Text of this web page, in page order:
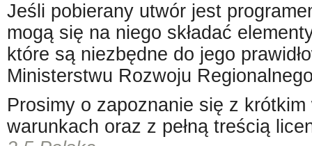
Jeśli pobierany utwór jest
mogą się na niego składać
które są niezbędne do jego
Ministerstwu Rozwoju
Prosimy o zapoznanie się z
warunkach oraz z pełną treścią